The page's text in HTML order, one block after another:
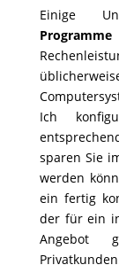
Einige
Programme
Ich
sparen Sie
werden
ein fertig
der für ein
Angebot